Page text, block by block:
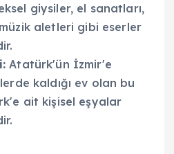
giysiler, el sanatları,
aletleri gibi eserler
Atatürk'ün İzmir'e
kaldığı ev olan bu
ait kişisel eşyalar